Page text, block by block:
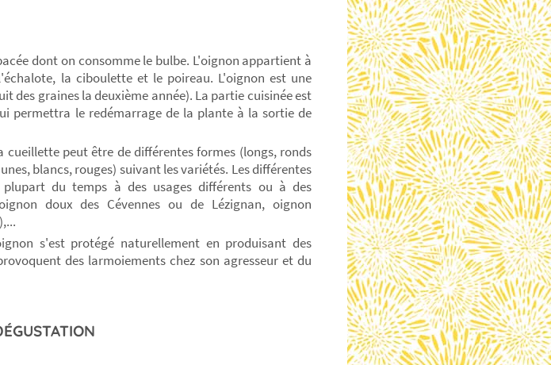
dont on consomme le bulbe. L'oignon appartient à
la ciboulette et le poireau. L'oignon est une
des graines la deuxième année). La partie cuisinée est
permettra le redémarrage de la plante à la sortie de
peut être de différentes formes (longs, ronds
blancs, rouges) suivant les variétés. Les différentes
du temps à des usages différents ou à des
doux des Cévennes ou de Lézignan, oignon
s'est protégé naturellement en produisant des
des larmoiements chez son agresseur et du